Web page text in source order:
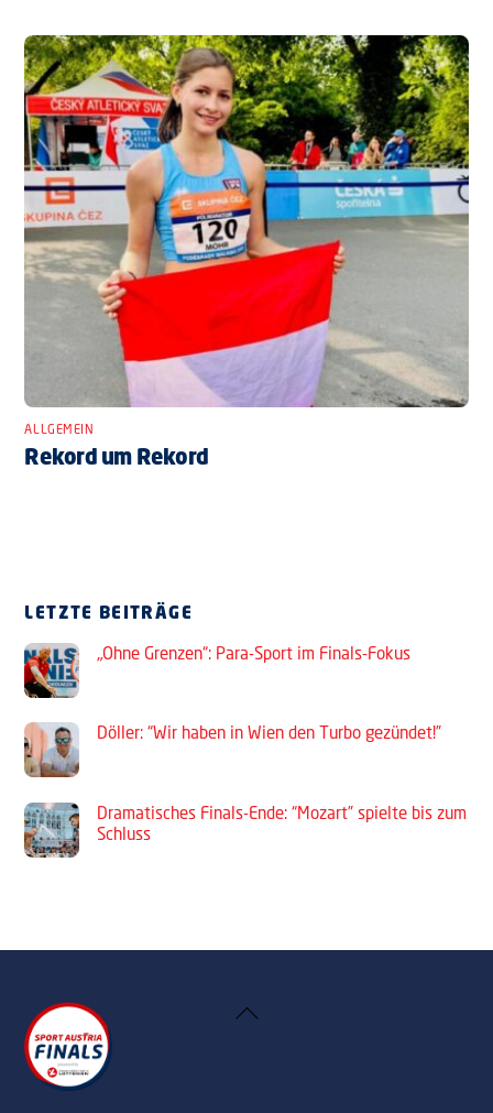
ALLGEMEIN
Rekord um Rekord
LETZTE BEITRÄGE
„Ohne Grenzen“: Para-Sport im Finals-Fokus
Döller: “Wir haben in Wien den Turbo gezündet!”
Dramatisches Finals-Ende: “Mozart” spielte bis zum
Schluss
Back